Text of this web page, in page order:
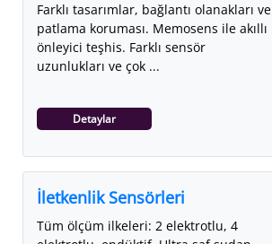
Farklı tasarımlar, bağlantı olanakları ve
patlama koruması. Memosens ile akıllı
önleyici teşhis. Farklı sensör
uzunlukları ve çok ...
Detaylar
İletkenlik Sensörleri
Tüm ölçüm ilkeleri: 2 elektrotlu, 4